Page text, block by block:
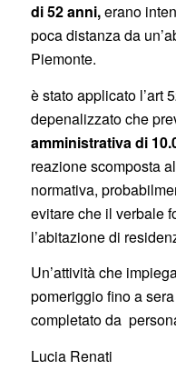
di 52 anni,erano
poca distanza da
Piemonte.
è stato applicato l’art
depenalizzato che
amministrativa di
reazione scomposta
normativa,
evitare che il verbale
l’abitazione di
Un’attività che
pomeriggio fino a
completato da
Lucia Renati